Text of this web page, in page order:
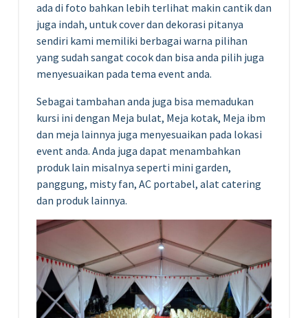
ada di foto bahkan lebih terlihat makin cantik dan
juga indah, untuk cover dan dekorasi pitanya
sendiri kami memiliki berbagai warna pilihan
yang sudah sangat cocok dan bisa anda pilih juga
menyesuaikan pada tema event anda.
Sebagai tambahan anda juga bisa memadukan
kursi ini dengan Meja bulat, Meja kotak, Meja ibm
dan meja lainnya juga menyesuaikan pada lokasi
event anda. Anda juga dapat menambahkan
produk lain misalnya seperti mini garden,
panggung, misty fan, AC portabel, alat catering
dan produk lainnya.